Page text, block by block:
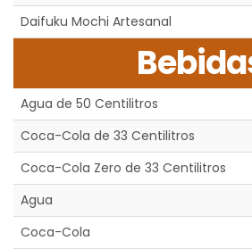
Daifuku Mochi Artesanal
Agua de 50 Centilitros
Coca-Cola de 33 Centilitros
Coca-Cola Zero de 33 Centilitros
Agua
Coca-Cola